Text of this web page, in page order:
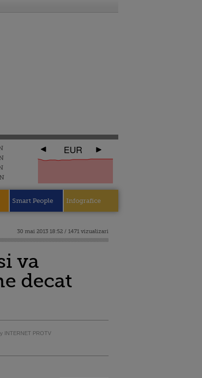
EUR
Smart People Infografice
30 mai 2013 18:52 / 1471 vizualizari
va
decat
INTERNET PROTV